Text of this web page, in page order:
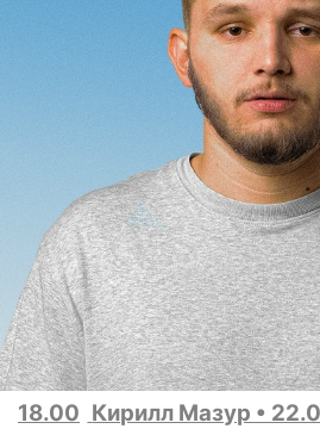
18.00 Кирилл Мазур •